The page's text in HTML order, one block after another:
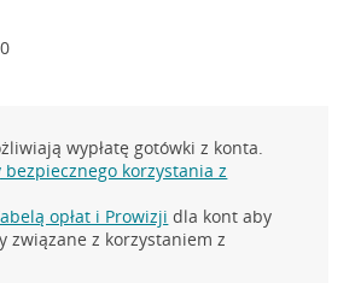
wypłatę gotówki z konta.
bezpiecznego korzystania z
opłat i Prowizji dla kont aby
związane z korzystaniem z